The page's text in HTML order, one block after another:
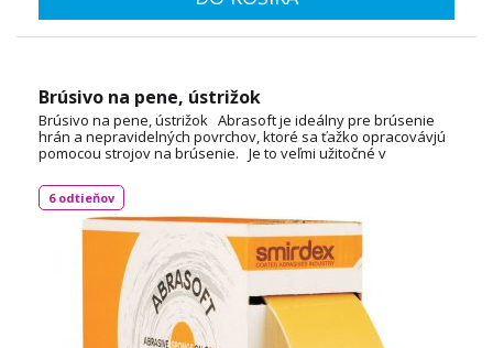
Brúsivo na pene, ústrižok
Brúsivo na pene, ústrižok Abrasoft je ideálny pre brúsenie
hrán a nepravidelných povrchov, ktoré sa ťažko opracovávjú
pomocou strojov na brúsenie. Je to veľmi užitočné v
pena umožňuje užívateľovi rozložiť tlak rovnomerne, čím sa
znižuje riziko poškodenia povrchu.
6 odtieňov